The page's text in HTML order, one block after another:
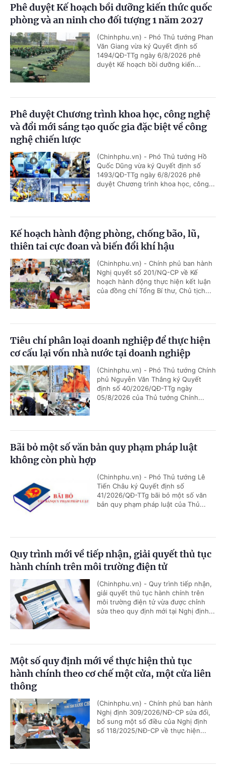
Phê duyệt Kế hoạch bồi dưỡng kiến thức quốc
phòng và an ninh cho đối tượng 1 năm 2027
(Chinhphu.vn) - Phó Thủ tướng Phan
Văn Giang vừa ký Quyết định số
1494/QĐ-TTg ngày 6/8/2026 phê
duyệt Kế hoạch bồi dưỡng kiến...
Phê duyệt Chương trình khoa học, công nghệ
và đổi mới sáng tạo quốc gia đặc biệt về công
nghệ chiến lược
(Chinhphu.vn) - Phó Thủ tướng Hồ
Quốc Dũng vừa ký Quyết định số
1493/QĐ-TTg ngày 6/8/2026 phê
duyệt Chương trình khoa học, công...
Kế hoạch hành động phòng, chống bão, lũ,
thiên tai cực đoan và biến đổi khí hậu
(Chinhphu.vn) - Chính phủ ban hành
Nghị quyết số 201/NQ-CP về Kế
hoạch hành động thực hiện kết luận
của đồng chí Tổng Bí thư, Chủ tịch...
Tiêu chí phân loại doanh nghiệp để thực hiện
cơ cấu lại vốn nhà nước tại doanh nghiệp
(Chinhphu.vn) - Phó Thủ tướng Chính
phủ Nguyễn Văn Thắng ký Quyết
định số 40/2026/QĐ-TTg ngày
05/8/2026 của Thủ tướng Chính...
Bãi bỏ một số văn bản quy phạm pháp luật
không còn phù hợp
(Chinhphu.vn) - Phó Thủ tướng Lê
Tiến Châu ký Quyết định số
41/2026/QĐ-TTg bãi bỏ một số văn
bản quy phạm pháp luật của Thủ...
Quy trình mới về tiếp nhận, giải quyết thủ tục
hành chính trên môi trường điện tử
(Chinhphu.vn) - Quy trình tiếp nhận,
giải quyết thủ tục hành chính trên
môi trường điện tử vừa được chỉnh
sửa theo quy định mới tại Nghị định...
Một số quy định mới về thực hiện thủ tục
hành chính theo cơ chế một cửa, một cửa liên
thông
(Chinhphu.vn) - Chính phủ ban hành
Nghị định 309/2026/NĐ-CP sửa đổi,
bổ sung một số điều của Nghị định
số 118/2025/NĐ-CP về thực hiện...